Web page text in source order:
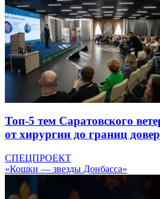
Топ-5 тем Саратовского
от хирургии до границ
СПЕЦПРОЕКТ
«Кошки — звезды Донбасса»